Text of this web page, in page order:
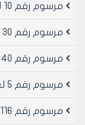
‌د- القسم الذي
المتصلة
أن لا يكون قد
مرسوم رقم 10 لعام 2012
مرسوم رقم 30 لعام 2012
مرسوم رقم 40 لعام 2012
مرسوم رقم 5 لعام 2012
مرسوم رقم 116 لعام 2011